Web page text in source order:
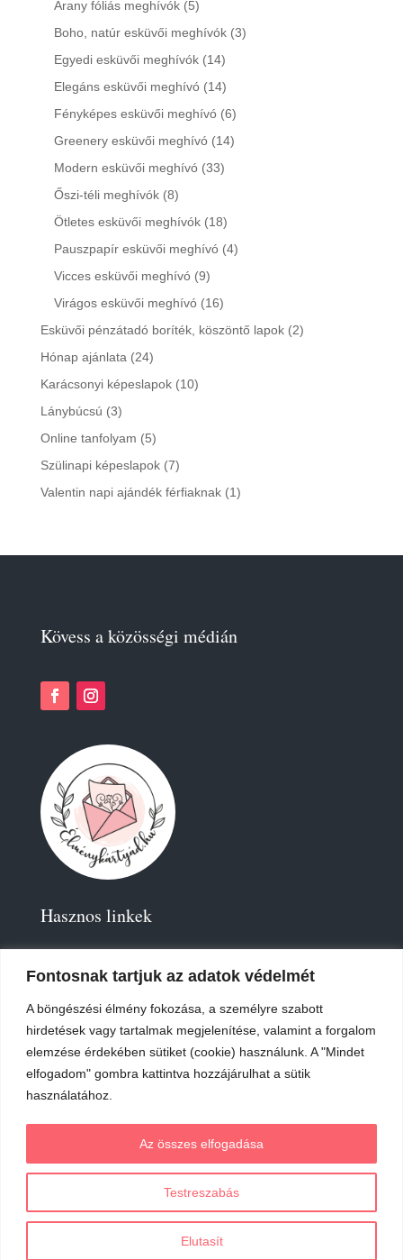
Fontosnak tartjuk az adatok védelmét
A böngészési élmény fokozása, a személyre szabott
hirdetések vagy tartalmak megjelenítése, valamint a forgalom
elemzése érdekében sütiket (cookie) használunk. A "Mindet
elfogadom" gombra kattintva hozzájárulhat a sütik
használatához.
Testreszabás
Elutasít
Az összes elfogadása
products
Arany fóliás meghívók 55
products
Boho, natúr esküvői meghívók 33
Egyedi esküvői meghívók 1414
products
Elegáns esküvői meghívó 1414
products
Fényképes esküvői meghívó 66
products
Greenery esküvői meghívó 1414
Modern esküvői meghívó 3333
Őszi-téli meghívók 88
products
Ötletes esküvői meghívók 1818
products
Pauszpapír esküvői meghívó 44
Vicces esküvői meghívó 99
products
Virágos esküvői meghívó 1616
products
Esküvői pénzátadó boríték, köszöntő lapok 22
Hónap ajánlata 2424
products
Karácsonyi képeslapok 1010
Lánybúcsú 33
products
Online tanfolyam 55
products
Szülinapi képeslapok 77
products
Valentin napi ajándék férfiaknak 11
Kövess a közösségi médián
Hasznos linkek
2019-2023 – Élménykártyád-Nagy Tímea © Minden jog
Az online fizetést a Barion Payment Zrt. biztosítja, MNB
engedély száma: H-EN-I-1064/2013